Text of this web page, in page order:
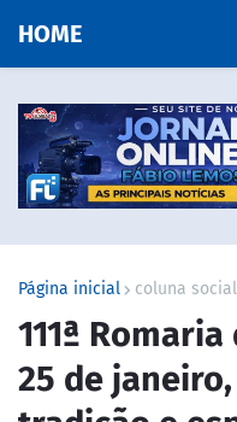
HOME
Página inicial coluna social
111ª
25 de